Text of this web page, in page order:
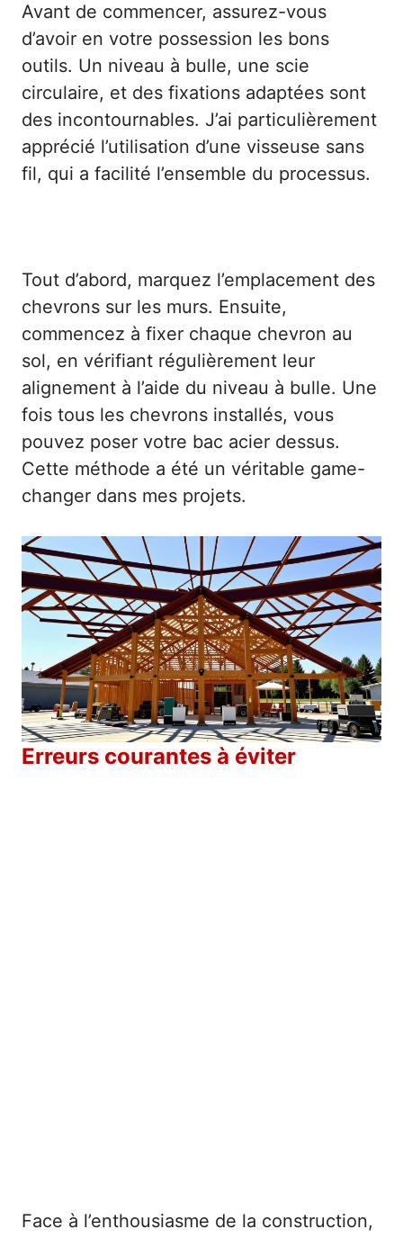
Avant de commencer, assurez-vous
d’avoir en votre possession les bons
outils. Un niveau à bulle, une scie
circulaire, et des fixations adaptées sont
des incontournables. J’ai particulièrement
apprécié l’utilisation d’une visseuse sans
fil, qui a facilité l’ensemble du processus.
Tout d’abord, marquez l’emplacement des
chevrons sur les murs. Ensuite,
commencez à fixer chaque chevron au
sol, en vérifiant régulièrement leur
alignement à l’aide du niveau à bulle. Une
fois tous les chevrons installés, vous
pouvez poser votre bac acier dessus.
Cette méthode a été un véritable game-
changer dans mes projets.
Erreurs courantes à éviter
Face à l’enthousiasme de la construction,